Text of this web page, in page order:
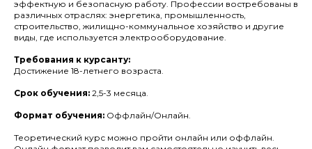
эффектную и безопасную работу. Профессии востребованы в
различных отраслях: энергетика, промышленность,
строительство, жилищно-коммунальное хозяйство и другие
виды, где используется электрооборудование.
Требования к курсанту:
Достижение 18-летнего возраста.
Срок обучения: 2,5-3 месяца.
Формат обучения: Оффлайн/Онлайн.
Теоретический курс можно пройти онлайн или оффлайн.